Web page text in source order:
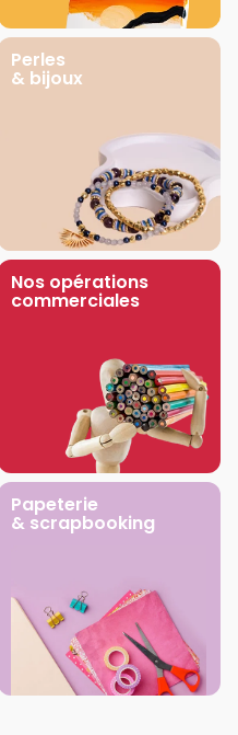
Perles
& bijoux
Nos opérations
commerciales
Papeterie
& scrapbooking